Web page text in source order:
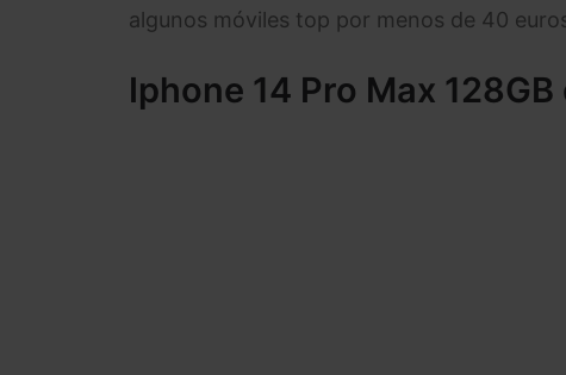
algunos móviles top por menos de 40
Iphone 14 Pro Max 128GB